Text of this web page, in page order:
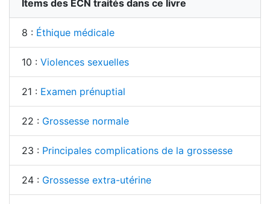
Items des ECN traités dans ce livre
8 : Éthique médicale
10 : Violences sexuelles
21 : Examen prénuptial
22 : Grossesse normale
23 : Principales complications de la grossesse
24 : Grossesse extra-utérine